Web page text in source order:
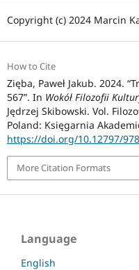
Copyright (c) 2024 Marcin
How to Cite
Zięba, Paweł Jakub. 2024.
567”. In Wokół Filozofii
Jędrzej Skibowski. Vol.
Poland: Księgarnia
https://doi.org/10.12797/
More Citation Formats
Language
English